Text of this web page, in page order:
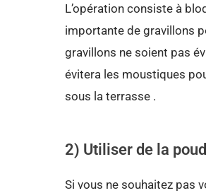
L’opération consiste à
importante de gravillons
gravillons ne soient pas
évitera les moustiques
sous la terrasse .
2) Utiliser de la
Si vous ne souhaitez pas